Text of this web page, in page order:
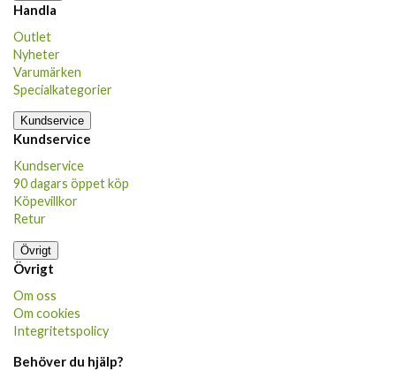
Handla
Outlet
Nyheter
Varumärken
Specialkategorier
Kundservice
Kundservice
Kundservice
90 dagars öppet köp
Köpevillkor
Retur
Övrigt
Övrigt
Om oss
Om cookies
Integritetspolicy
Behöver du hjälp?